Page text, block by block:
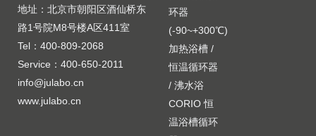
地址：北京市朝阳区酒仙桥东
路1号院M8号楼A区411室
Tel：400-809-2068
Service：400-650-2011
info@julabo.cn
www.julabo.cn
环器
(-90~+300℃)
加热浴槽 /
恒温循环器
/ 沸水浴
CORIO 恒
温浴槽循环